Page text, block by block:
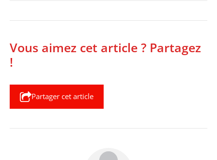
Vous aimez cet article ? Partagez
!
Partager cet article